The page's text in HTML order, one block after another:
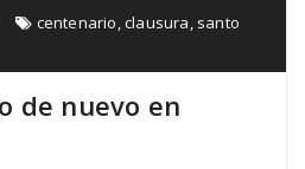
centenario ,clausura santo
de nuevo en